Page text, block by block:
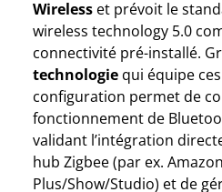
Wireless et prévoit le
wireless technology 5.0
connectivité pré-installé.
technologie qui équipe
configuration permet de
fonctionnement de
validant l’intégration
hub Zigbee (par ex.
Plus/Show/Studio) et de